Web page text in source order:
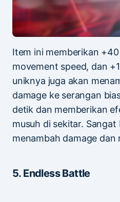
Item ini memberikan
movement speed, dan
uniknya juga akan
damage ke serangan
detik dan memberikan
musuh di sekitar.
menambah damage dan
5. Endless Battle